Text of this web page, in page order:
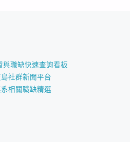
職缺快速查詢看板
社群新聞平台
相關職缺精選